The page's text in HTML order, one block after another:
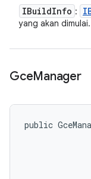
IBuildInfo :
yang akan dimulai.
GceManager
public